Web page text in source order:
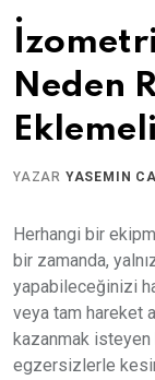
Neden
YAZAR YASEMIN
Herhangi bir
bir zamanda,
yapabileceğinizi
veya tam hareket
kazanmak
egzersizlerle